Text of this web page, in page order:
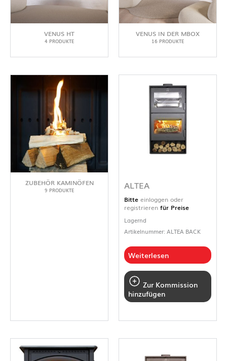
VENUS HT
4 PRODUKTE
VENUS IN DER MBOX
16 PRODUKTE
ZUBEHÖR KAMINÖFEN
9 PRODUKTE ALTEA
Bitte einloggen oder
registrieren für Preise
Lagernd
Artikelnummer: ALTEA BACK
Weiterlesen
Zur Kommission
hinzufügen